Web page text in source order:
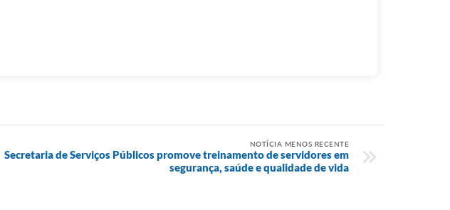
NOTÍCIA MENOS RECENTE
Secretaria de Serviços Públicos promove treinamento de servidores em
segurança, saúde e qualidade de vida